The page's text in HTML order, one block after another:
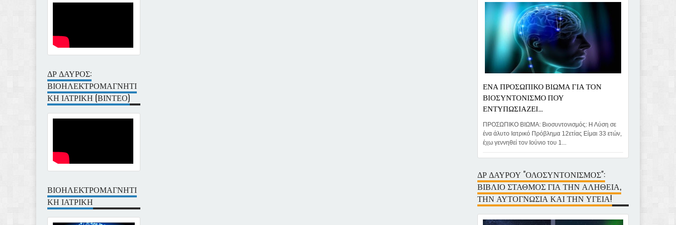
ΔΡ ΔΑΥΡΟΣ:
ΒΙΟΗΛΕΚΤΡΟΜΑΓΝΗΤΙ
ΚΗ ΙΑΤΡΙΚΗ (ΒΙΝΤΕΟ)
ΒΙΟΗΛΕΚΤΡΟΜΑΓΝΗΤΙ
ΚΗ ΙΑΤΡΙΚΗ
ΕΝΑ ΠΡΟΣΩΠΙΚΟ ΒΙΩΜΑ ΓΙΑ ΤΟΝ
ΒΙΟΣΥΝΤΟΝΙΣΜΟ ΠΟΥ
ΕΝΤΥΠΩΣΙΑΖΕΙ...
ΠΡΟΣΩΠΙΚΟ ΒΙΩΜΑ: Βιοσυντονισμός: Η Λύση σε
ένα άλυτο Ιατρικό Πρόβλημα 12ετίας Είμαι 33 ετών,
έχω γεννηθεί τον Ιούνιο του 1...
ΔΡ ΔΑΥΡΟΥ "ΟΛΟΣΥΝΤΟΝΙΣΜΟΣ":
ΒΙΒΛΙΟ ΣΤΑΘΜΟΣ ΓΙΑ ΤΗΝ ΑΛΗΘΕΙΑ,
ΤΗΝ ΑΥΤΟΓΝΩΣΙΑ ΚΑΙ ΤΗΝ ΥΓΕΙΑ!